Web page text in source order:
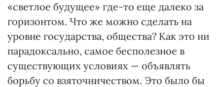
«светлое будущее» где-то еще далеко за
горизонтом. Что же можно сделать на
уровне государства, общества? Как это ни
парадоксально, самое бесполезное в
существующих условиях — объявлять
борьбу со взяточничеством. Это было бы